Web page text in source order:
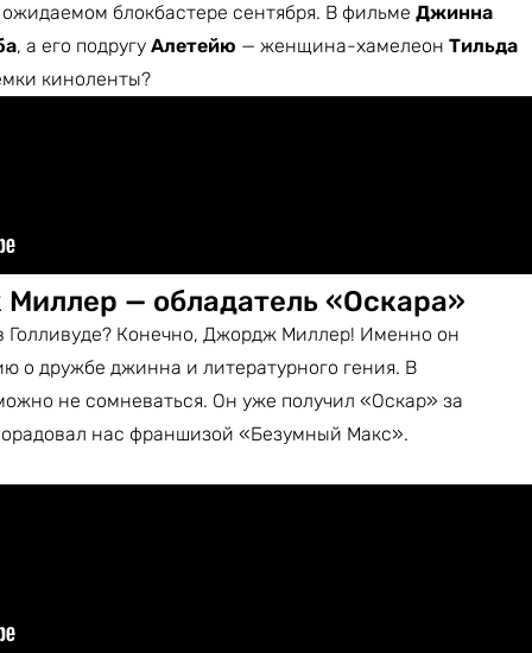
блокбастере сентября. В фильме Джинна
, а его подругу Алетейю — женщина-хамелеон Тильда
киноленты?
— обладатель «Оскара»
Конечно, Джордж Миллер! Именно он
о дружбе джинна и литературного гения. В
не сомневаться. Он уже получил «Оскар» за
нас франшизой «Безумный Макс».